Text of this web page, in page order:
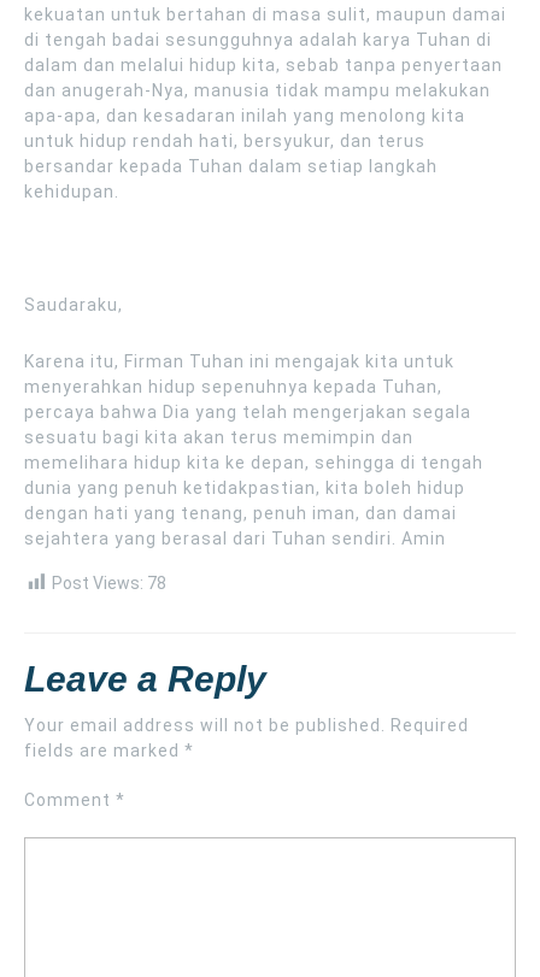
kekuatan untuk bertahan di masa sulit, maupun damai
di tengah badai sesungguhnya adalah karya Tuhan di
dalam dan melalui hidup kita, sebab tanpa penyertaan
dan anugerah-Nya, manusia tidak mampu melakukan
apa-apa, dan kesadaran inilah yang menolong kita
untuk hidup rendah hati, bersyukur, dan terus
bersandar kepada Tuhan dalam setiap langkah
kehidupan.
Saudaraku,
Karena itu, Firman Tuhan ini mengajak kita untuk
menyerahkan hidup sepenuhnya kepada Tuhan,
percaya bahwa Dia yang telah mengerjakan segala
sesuatu bagi kita akan terus memimpin dan
memelihara hidup kita ke depan, sehingga di tengah
dunia yang penuh ketidakpastian, kita boleh hidup
dengan hati yang tenang, penuh iman, dan damai
sejahtera yang berasal dari Tuhan sendiri. Amin
Post Views: 78
Leave a Reply
Your email address will not be published. Required
fields are marked *
Comment *